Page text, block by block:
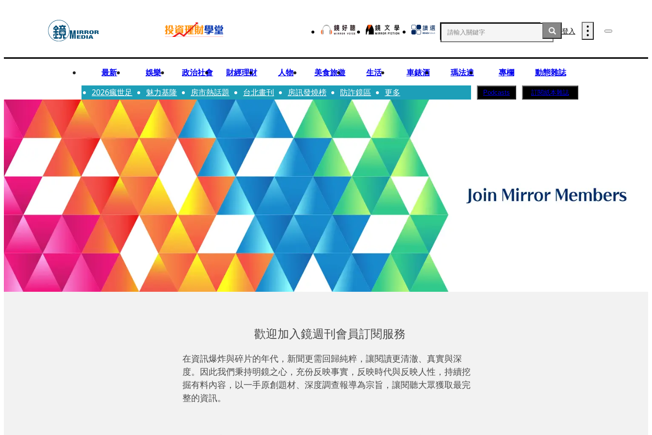
登入
最新 娛樂 政治社會 財經理財 人物 美食旅遊 生活 車錶酒 瑪法達 專欄
動態雜誌
2026瘋世足
魅力基隆 房市熱話題 台北畫刊 房訊發燒榜 防詐鏡區 更多 Podcasts 訂閱紙本雜誌
歡迎加入鏡週刊會員訂閱服務
在資訊爆炸與碎片的年代，新聞更需回歸純粹，讓閱讀更清澈、真實與深
度。因此我們秉持明鏡之心，充份反映事實，反映時代與反映人性，持續挖
掘有料內容，以一手原創題材、深度調查報導為宗旨，讓閱聽大眾獲取最完
整的資訊。